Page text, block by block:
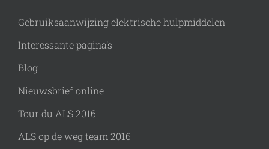
Gebruiksaanwijzing elektrische hulpmiddelen
Interessante pagina's
Blog
Nieuwsbrief online
Tour du ALS 2016
ALS op de weg team 2016